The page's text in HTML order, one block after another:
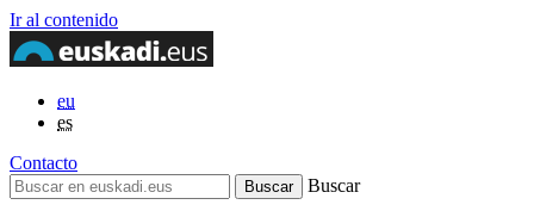
Ir al contenido
eu
es
Contacto
Buscar